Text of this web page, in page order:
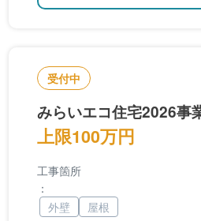
受付中
みらいエコ住宅2026事
上限100万円
工事箇所
：
外壁
屋根